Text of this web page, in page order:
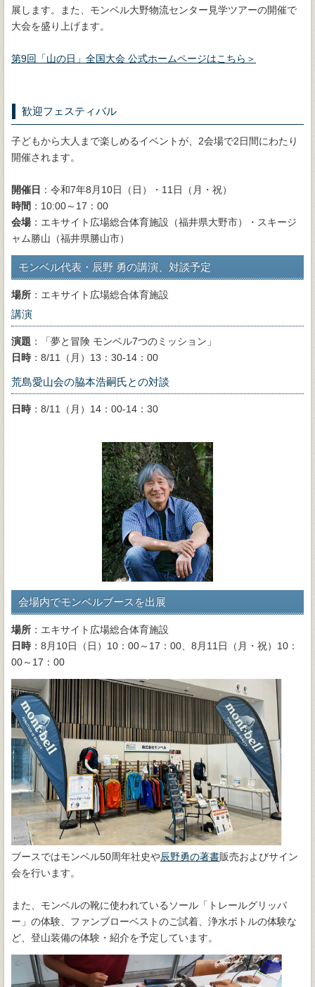
展します。また、モンベル大野物流センター見学ツアーの開催で
大会を盛り上げます。
第9回「山の日」全国大会 公式ホームページはこちら＞
歓迎フェスティバル
子どもから大人まで楽しめるイベントが、2会場で2日間にわたり
開催されます。
開催日 ：令和7年8月10日（日）・11日（月・祝）
時間 ：10:00～17：00
会場：エキサイト広場総合体育施設（福井県大野市）・スキージ
ャム勝山（福井県勝山市）
モンベル代表・辰野 勇の講演、対談予定
場所 ：エキサイト広場総合体育施設
講演
演題 ：「夢と冒険 モンベル7つのミッション」
日時 ：8/11（月）13：30-14：00
荒島愛山会の脇本浩嗣氏との対談
日時 ：8/11（月）14：00-14：30
会場内でモンベルブースを出展
場所 ：エキサイト広場総合体育施設
日時 ：8月10日（日）10：00～17：00、8月11日（月・祝）10：
00～17：00
ブースではモンベル50周年社史や辰野勇の著書販売およびサイン
会を行います。
また、モンベルの靴に使われているソール「トレールグリッパ
ー」の体験、ファンブローベストのご試着、浄水ボトルの体験な
ど、登山装備の体験・紹介を予定しています。